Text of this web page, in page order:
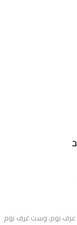
غرف نوم، وست غرف نوم